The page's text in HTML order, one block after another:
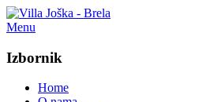
Menu
Izbornik
Home